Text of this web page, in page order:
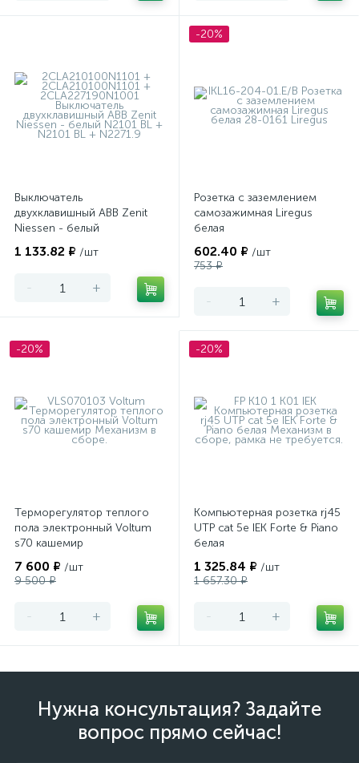
Выключатель
двухклавишный ABB Zenit
Niessen - белый
1 133.82 ₽ /шт
- +
-20%
Розетка с заземлением
самозажимная Liregus
белая
602.40 ₽ /шт
753 ₽
- +
-20%
Терморегулятор теплого
пола электронный Voltum
s70 кашемир
7 600 ₽ /шт
9 500 ₽
- +
-20%
Компьютерная розетка rj45
UTP cat 5e IEK Forte & Piano
белая
1 325.84 ₽ /шт
1 657.30 ₽
- +
Нужна консультация? Задайте
вопрос прямо сейчас!